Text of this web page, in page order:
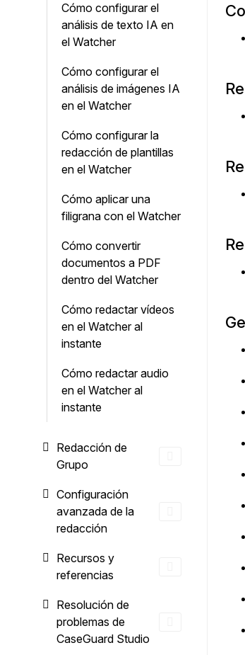
Cómo configurar el
análisis de texto IA en
el Watcher
Cómo configurar el
análisis de imágenes IA
en el Watcher
Cómo configurar la
redacción de plantillas
en el Watcher
Cómo aplicar una
filigrana con el Watcher
Cómo convertir
documentos a PDF
dentro del Watcher
Cómo redactar vídeos
en el Watcher al
instante
Cómo redactar audio
en el Watcher al
instante
Redacción de
Grupo
Configuración
avanzada de la
redacción
Recursos y
referencias
Resolución de
problemas de
CaseGuard Studio